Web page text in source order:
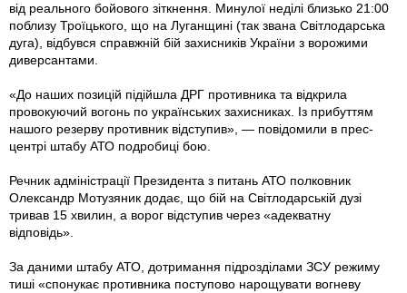
від реального бойового зіткнення. Минулої неділі близько 21:00
поблизу Троїцького, що на Луганщині (так звана Світлодарська
дуга), відбувся справжній бій захисників України з ворожими
диверсантами.
«До наших позицій підійшла ДРГ противника та відкрила
провокуючий вогонь по українських захисниках. Із прибуттям
нашого резерву противник відступив», — повідомили в прес-
центрі штабу АТО по­дробиці бою.
Речник адміністрації Президента з питань АТО полковник
Олександр Мотузяник додає, що бій на Світлодарській дузі
тривав 15 хвилин, а ворог відступив через «адекватну
відповідь».
За даними штабу АТО, дотримання підрозділами ЗСУ режиму
тиші «спонукає противника поступово нарощувати вогневу